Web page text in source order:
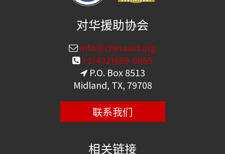
对华援助协会
info@chinaaid.org
+1(432)689-6985
P.O. Box 8513
Midland, TX, 79708
联系我们
相关链接